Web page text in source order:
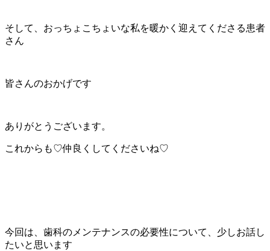
そして、おっちょこちょいな私を暖かく迎えてくださる患者
さん
皆さんのおかげです
ありがとうございます。
これからも♡仲良くしてくださいね♡
今回は、歯科のメンテナンスの必要性について、少しお話し
たいと思います